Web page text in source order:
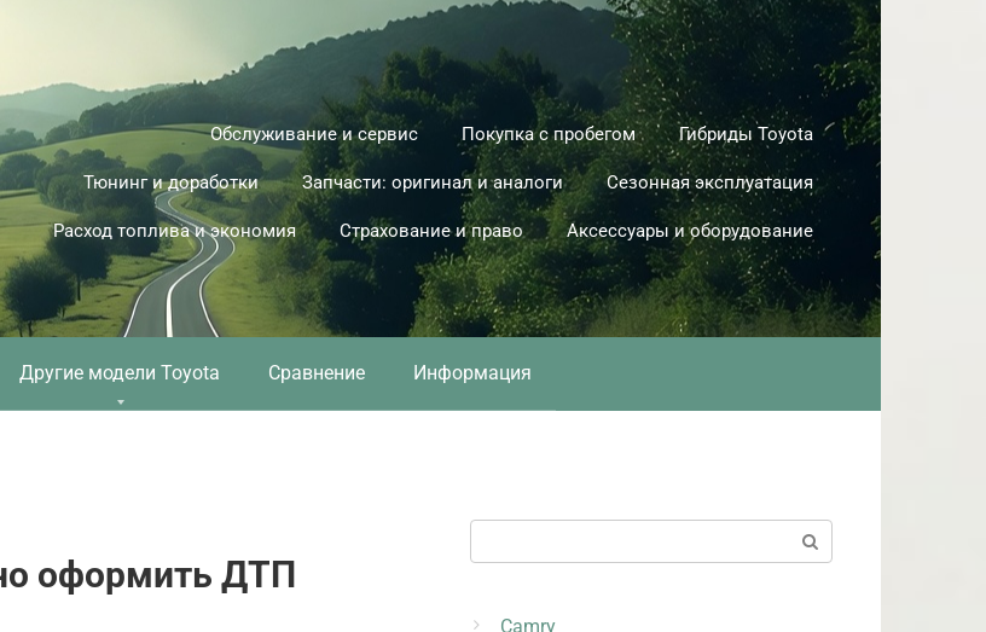
Обслуживание и сервис Покупка с пробегом Гибриды Toyota
Тюнинг и доработки Запчасти: оригинал и аналоги Сезонная эксплуатация
Расход топлива и экономия Страхование и право Аксессуары и оборудование
Другие модели Toyota Сравнение Информация
оформить ДТП
Camry